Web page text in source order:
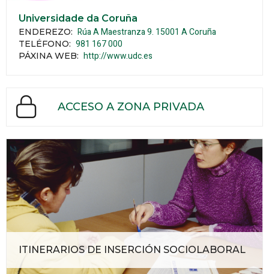
Universidade da Coruña
ENDEREZO: Rúa A Maestranza 9. 15001 A Coruña
TELÉFONO: 981 167 000
PÁXINA WEB: http://www.udc.es
ACCESO A ZONA PRIVADA
ITINERARIOS DE INSERCIÓN SOCIOLABORAL